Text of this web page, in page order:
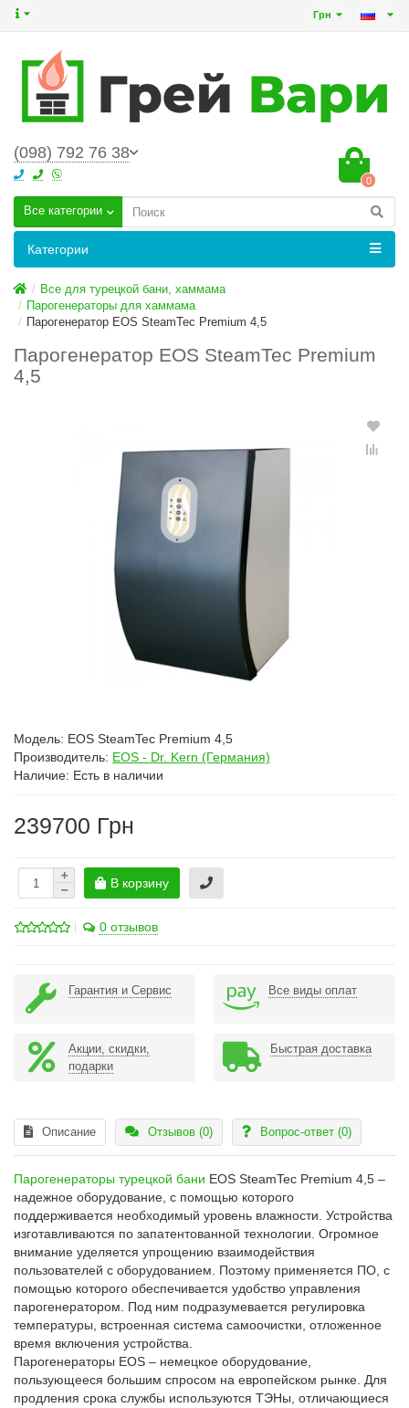
Грн
(098) 792 76 38
0
Все категории
Категории
Все для турецкой бани, хаммама
Парогенераторы для хаммама
Парогенератор EOS SteamTec Premium 4,5
Парогенератор EOS SteamTec Premium
4,5
Модель: EOS SteamTec Premium 4,5
Производитель: EOS - Dr. Kern (Германия)
Наличие: Есть в наличии
239700 Грн
В корзину
0 отзывов
Гарантия и Сервис Все виды оплат
Акции, скидки,
подарки
Быстрая доставка
Описание Отзывов (0) Вопрос-ответ (0)
Парогенераторы турецкой бани EOS SteamTec Premium 4,5 –
надежное оборудование, с помощью которого
поддерживается необходимый уровень влажности. Устройства
изготавливаются по запатентованной технологии. Огромное
внимание уделяется упрощению взаимодействия
пользователей с оборудованием. Поэтому применяется ПО, с
помощью которого обеспечивается удобство управления
парогенератором. Под ним подразумевается регулировка
температуры, встроенная система самоочистки, отложенное
время включения устройства.
Парогенераторы EOS – немецкое оборудование,
пользующееся большим спросом на европейском рынке. Для
продления срока службы используются ТЭНы, отличающиеся